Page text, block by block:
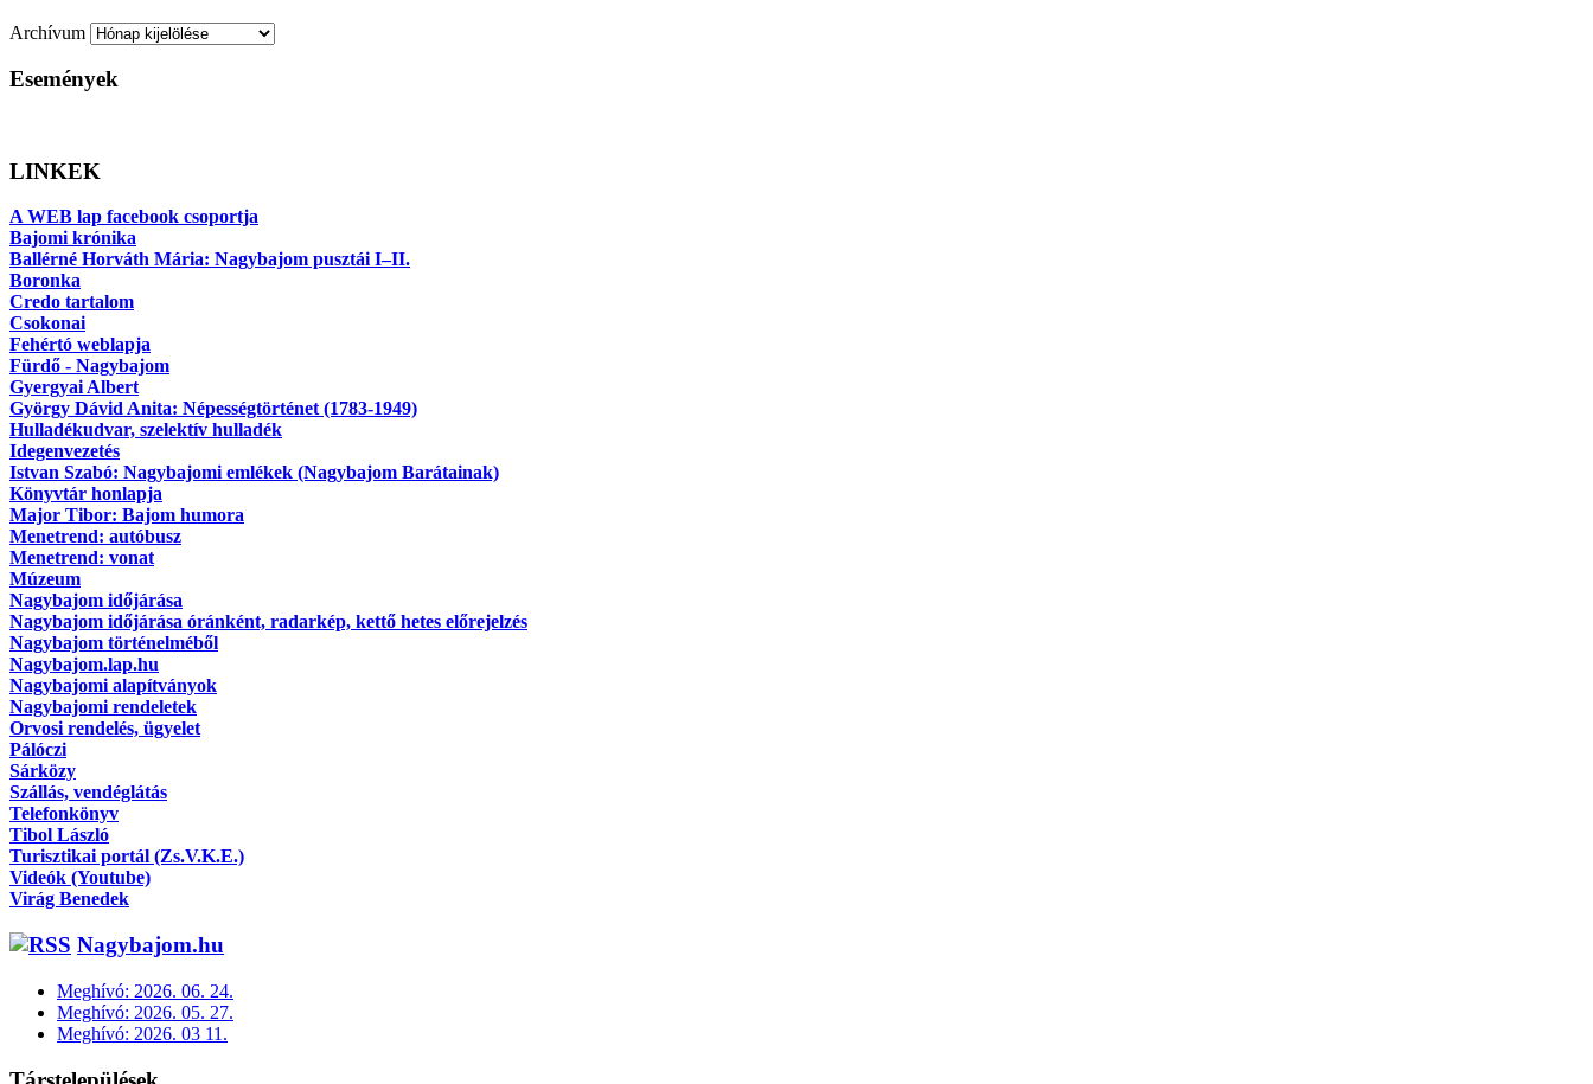
Archívum
Események
LINKEK
A WEB lap facebook csoportja
Bajomi krónika
Ballérné Horváth Mária: Nagybajom pusztái I–II.
Boronka
Credo tartalom
Csokonai
Fehértó weblapja
Fürdő - Nagybajom
Gyergyai Albert
György Dávid Anita: Népességtörténet (1783-1949)
Hulladékudvar, szelektív hulladék
Idegenvezetés
Istvan Szabó: Nagybajomi emlékek (Nagybajom Barátainak)
Könyvtár honlapja
Major Tibor: Bajom humora
Menetrend: autóbusz
Menetrend: vonat
Múzeum
Nagybajom időjárása
Nagybajom időjárása óránként, radarkép, kettő hetes előrejelzés
Nagybajom történelméből
Nagybajom.lap.hu
Nagybajomi alapítványok
Nagybajomi rendeletek
Orvosi rendelés, ügyelet
Pálóczi
Sárközy
Szállás, vendéglátás
Telefonkönyv
Tibol László
Turisztikai portál (Zs.V.K.E.)
Videók (Youtube)
Virág Benedek
Nagybajom.hu
Meghívó: 2026. 06. 24.
Meghívó: 2026. 05. 27.
Meghívó: 2026. 03 11.